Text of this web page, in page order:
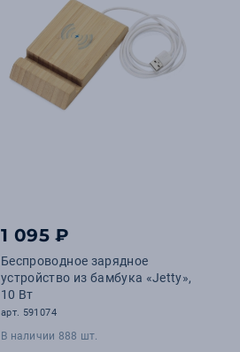
1 095 ₽
Беспроводное зарядное
устройство из бамбука «Jetty»,
10 Вт
арт. 591074
В наличии 888 шт.